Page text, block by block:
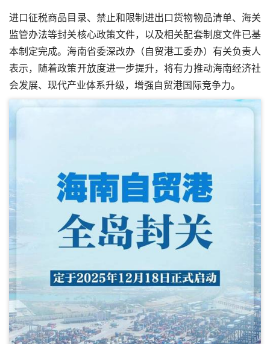
进口征税商品目录、禁止和限制进出口货物物品清单、海关
监管办法等封关核心政策文件，以及相关配套制度文件已基
本制定完成。海南省委深改办（自贸港工委办）有关负责人
表示，随着政策开放度进一步提升，将有力推动海南经济社
会发展、现代产业体系升级，增强自贸港国际竞争力。